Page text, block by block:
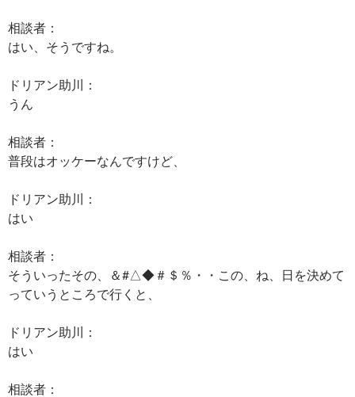
相談者：
はい、そうですね。
ドリアン助川：
うん
相談者：
普段はオッケーなんですけど、
ドリアン助川：
はい
相談者：
そういったその、＆#△◆＃＄％・・この、ね、日を決めて
っていうところで行くと、
ドリアン助川：
はい
相談者：